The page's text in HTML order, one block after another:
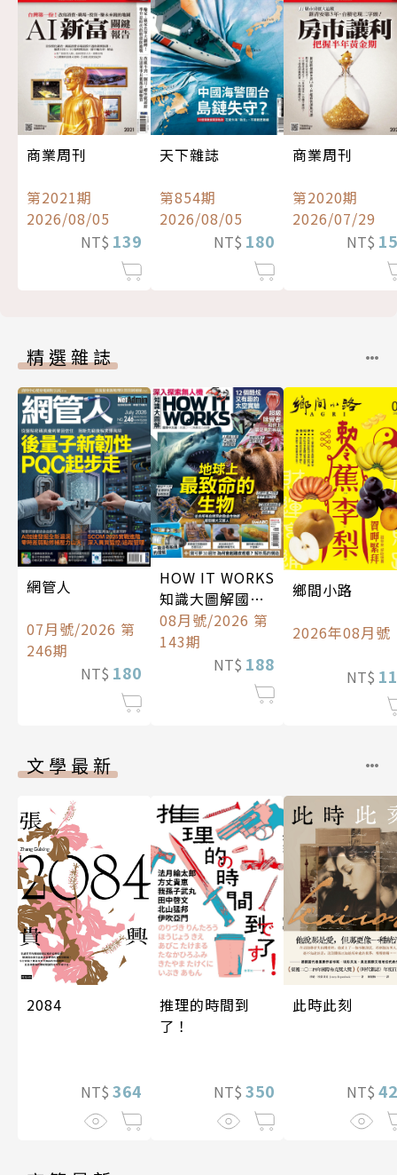
商業周刊
第2021期
2026/08/05
NT$ 139
天下雜誌
第854期
2026/08/05
NT$ 180
商業周刊
第2020期
2026/07/29
NT$
精選雜誌
網管人
07月號/2026 第
246期
NT$ 180
HOW IT WORKS
知識大圖解國際
中文版
08月號/2026 第
143期
NT$ 188
鄉間小路
2026年08月號
NT$
文學最新
2084
NT$ 364
推理的時間到
了！
NT$ 350
此時此刻
NT$